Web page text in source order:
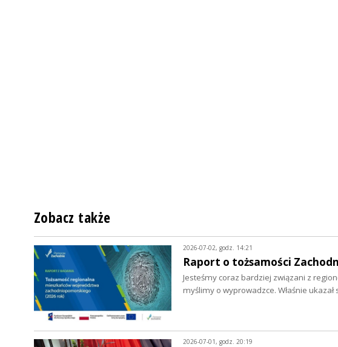
Zobacz także
2026-07-02, godz. 14:21
Raport o tożsamości
Jesteśmy coraz bardziej związani z
myślimy o wyprowadzce. Właśnie
2026-07-01, godz. 20:19